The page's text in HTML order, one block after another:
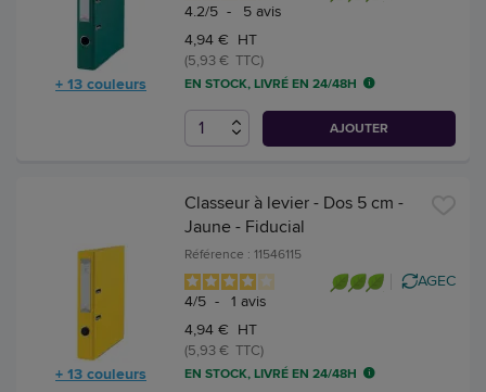
+ 13 couleurs
4.2/5 - 5 avis
4,94 € HT
(5,93 € TTC)
EN STOCK, LIVRÉ EN 24/48H
AJOUTER
+ 13 couleurs
Classeur à levier - Dos 5 cm -
Jaune - Fiducial
Référence : 11546115
4/5 - 1 avis
AGEC
4,94 € HT
(5,93 € TTC)
EN STOCK, LIVRÉ EN 24/48H